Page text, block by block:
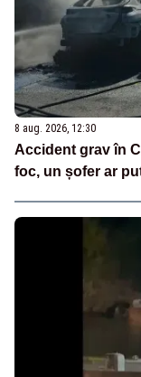
8 aug. 2026, 12:30
Accident grav în
foc, un șofer ar